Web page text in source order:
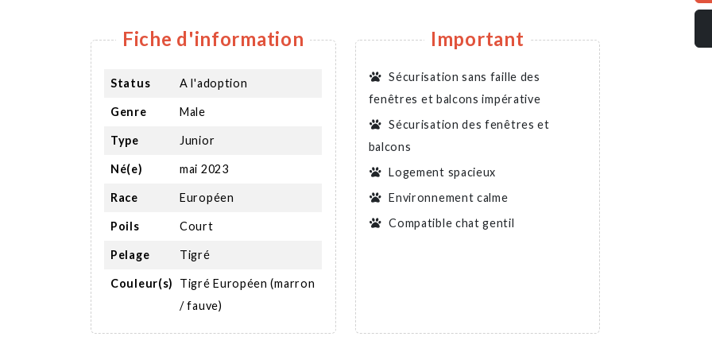
Fiche d'information
Status A l'adoption
Genre Male
Type Junior
Né(e) mai 2023
Race Européen
Poils Court
Pelage Tigré
Couleur(s)
Tigré Européen (marron
/ fauve)
Important
Sécurisation sans faille des
fenêtres et balcons impérative
Sécurisation des fenêtres et
balcons
Logement spacieux
Environnement calme
Compatible chat gentil